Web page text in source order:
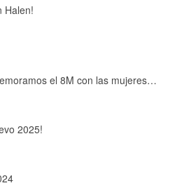
Halen!
el 8M con las mujeres…
2025!